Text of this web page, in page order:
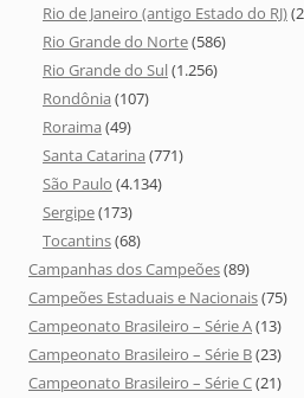
Rio de Janeiro (antigo Estado do RJ)
Rio Grande do Norte(586)
Rio Grande do Sul(1.256)
Rondônia (107)
Roraima (49)
Santa Catarina (771)
São Paulo (4.134)
Sergipe(173)
Tocantins(68)
Campanhas dos Campeões(89)
Campeões Estaduais e Nacionais(75)
Campeonato Brasileiro – Série A(13)
Campeonato Brasileiro – Série B(23)
Campeonato Brasileiro – Série C(21)